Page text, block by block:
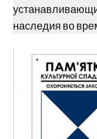
наследия во